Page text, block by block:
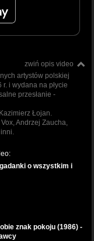
zwiń opis video
artystów polskiej
i wydana na płycie
przesłanie -
Łojan.
Andrzej Zaucha,
o wszystkim i
znak pokoju (1986) -